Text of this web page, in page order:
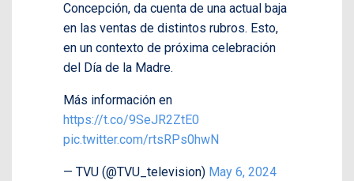
Concepción, da cuenta de una actual baja
en las ventas de distintos rubros. Esto,
en un contexto de próxima celebración
del Día de la Madre.
Más información en
https://t.co/9SeJR2ZtE0
pic.twitter.com/rtsRPs0hwN
— TVU (@TVU_television) May 6, 2024